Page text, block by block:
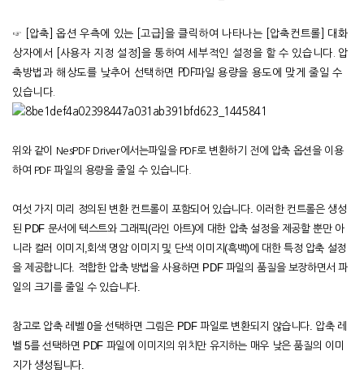
☞ 압축 ]옵션우측에 있는 [고급]을 클릭하여 나타나는 [압축컨트롤
대화
상자에서
사용자 지정 설정 을 통하여 세부적인 설정을 할 수 있습니다. 압
축방법과 해상도를 낮추어 선택하면
PDF파일 용량을 용도에 맞게 줄일 수
있습니다
위와 같이 NesPDF Driver에서는파일을 PDF로 변환하기 전에 압축 옵션을 이용
하여 PDF파일의 용량을 줄일 수 있습니다.
여섯 가지 미리 정의된 변환 컨트롤이 포함되어 있습니다. 이러한 컨트롤은 생성
된 PDF 문서에 텍스트와 그래픽(라인 아트)에 대한 압축 설정을 제공할 뿐만 아
니라 컬러 이미지 ,회색 명암 이미지 및 단색 이미지(흑백)에 대한 특정 압축 설정
을 제공합니다. 적합한 압축 방법을 사용하면 PDF 파일의 품질을 보장하면서 파
일의 크기를 줄일 수 있습니다.
참고로 압축 레벨 0을 선택하면 그림은PDF 파일로 변환되지 않습니다. 압축 레
벨 5를 선택하면 PDF 파일에 이미지의 위치만 유지하는 매우 낮은 품질의 이미
지가 생성됩니다.